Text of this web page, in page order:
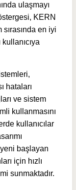
ulaşmayı
KERN
en iyi
hataları
ve sistem
kullanmasını
kullanıcılar
başlayan
için hızlı
sunmaktadır.